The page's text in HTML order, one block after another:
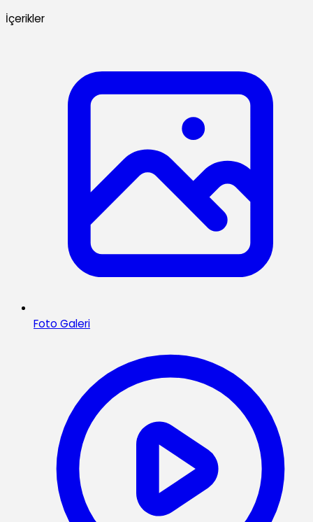
İçerikler
Foto Galeri